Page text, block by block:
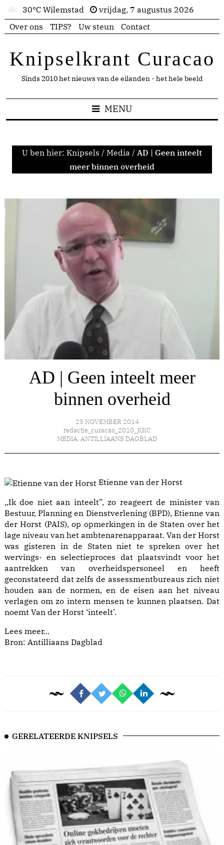
30°C Wilemstad
vrijdag, 7 augustus 2026
Over ons
TIPS? Uw steun Contact
Knipselkrant Curacao
Sinds 2010 het nieuws van de eilanden - het hele beeld
MENU
U ben hier: Knipsels / Media / AD | Geen inteelt
meer binnen overheid
AD | Geen inteelt meer
binnen overheid
25 NOVEMBER 2014
redactie_curacao_2010_KKC
MEDIA, ANTILLIAANS DAGBLAD
Etienne van der Horst
,,Ik doe niet aan inteelt”, zo reageert de minister van
Bestuur, Planning en Dienstverlening (BPD), Etienne van
der Horst (PAIS), op opmerkingen in de Staten over het
lage niveau van het ambtenarenapparaat. Van der Horst
was gisteren in de Staten niet te spreken over het
wervings- en selectieproces dat plaatsvindt voor het
aantrekken van overheidspersoneel en heeft
geconstateerd dat zelfs de assessmentbureaus zich niet
houden aan de normen, en de eisen aan het niveau
verlagen om zo intern mensen te kunnen plaatsen. Dat
noemt Van der Horst ‘inteelt’.
Lees meer...
Bron: Antilliaans Dagblad
GERELATEERDE KNIPSELS